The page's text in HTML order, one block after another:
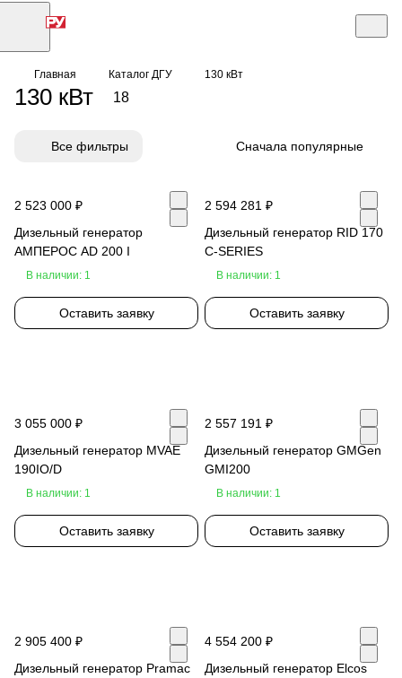
Главная Каталог ДГУ 130 кВт
130 кВт 18
Все фильтры Сначала популярные
2 523 000 ₽
Дизельный генератор
АМПЕРОС AD 200 I
В наличии: 1
Оставить заявку
2 594 281 ₽
Дизельный генератор RID 170
C-SERIES
В наличии: 1
Оставить заявку
3 055 000 ₽
Дизельный генератор MVAE
190IO/D
В наличии: 1
Оставить заявку
2 557 191 ₽
Дизельный генератор GMGen
GMI200
В наличии: 1
Оставить заявку
2 905 400 ₽
Дизельный генератор Pramac
4 554 200 ₽
Дизельный генератор Elcos